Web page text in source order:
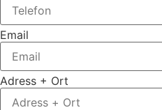
Email
Adress + Ort